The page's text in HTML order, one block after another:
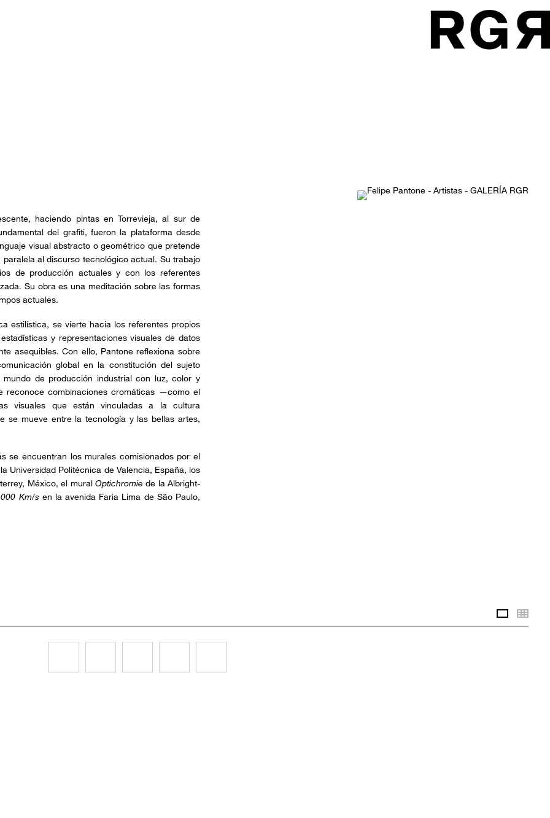
haciendo pintas en Torrevieja, al sur de
del grafiti, fueron la plataforma desde
visual abstracto o geométrico que pretende
al discurso tecnológico actual. Su trabajo
de producción actuales y con los referentes
Su obra es una meditación sobre las formas
actuales.
estilística, se vierte hacia los referentes propios
y representaciones visuales de datos
asequibles. Con ello, Pantone reflexiona sobre
global en la constitución del sujeto
de producción industrial con luz, color y
reconoce combinaciones cromáticas —como el
visuales que están vinculadas a la cultura
se mueve entre la tecnología y las bellas artes,
se encuentran los murales comisionados por el
Universidad Politécnica de Valencia, España, los
México, el mural Optichromie de la Albright-
Km/s en la avenida Faria Lima de São Paulo,
Slideshow